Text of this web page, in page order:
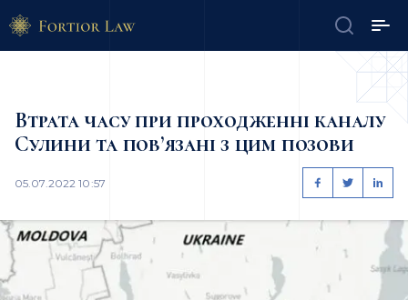
Втрата часу при проходженні каналу
Сулини та пов’язані з цим позови
05.07.2022 10:57